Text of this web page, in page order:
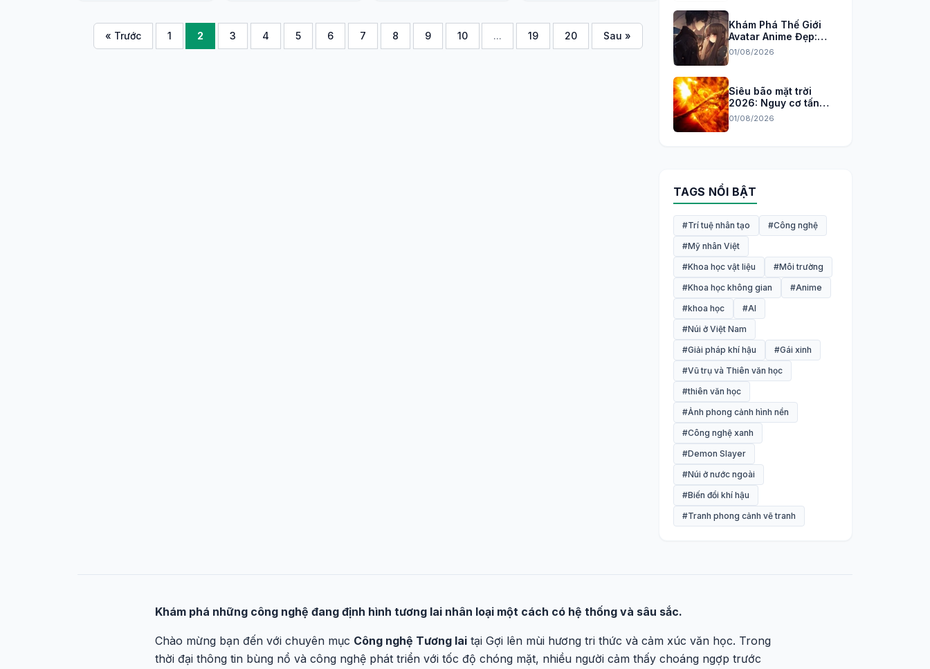
« Trước 1 2 3 4 5 6 7 8 9 10 ... 19 20 Sau »
Khám Phá Thế Giới
Avatar Anime Đẹp:
Tuyển Tập Hình Nền
01/08/2026
Siêu bão mặt trời
2026: Nguy cơ tấn
công Trái đất và cách
01/08/2026
TAGS NỔI BẬT
#Trí tuệ nhân tạo
#Công nghệ
#Mỹ nhân Việt
#Khoa học vật liệu
#Môi trường
#Khoa học không gian
#Anime
#khoa học
#AI
#Núi ở Việt Nam
#Giải pháp khí hậu
#Gái xinh
#Vũ trụ và Thiên văn học
#thiên văn học
#Ảnh phong cảnh hình nền
#Công nghệ xanh
#Demon Slayer
#Núi ở nước ngoài
#Biến đổi khí hậu
#Tranh phong cảnh vẽ tranh
Khám phá những công nghệ đang định hình tương lai nhân loại một cách có hệ thống và sâu sắc.
Chào mừng bạn đến với chuyên mục Công nghệ Tương lai tại Gợi lên mùi hương tri thức và cảm xúc văn học. Trong
thời đại thông tin bùng nổ và công nghệ phát triển với tốc độ chóng mặt, nhiều người cảm thấy choáng ngợp trước